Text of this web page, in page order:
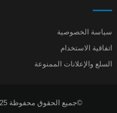
سياسة الخصوصية
اتفاقية الاستخدام
السلع والإعلانات الممنوعة
©جميع الحقوق محفوظة 2025 لـ يوسوق | Usooq